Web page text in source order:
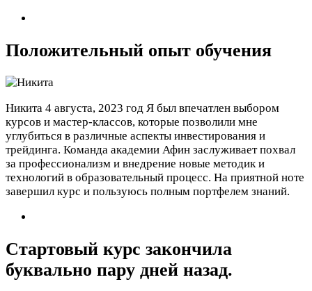
Положительный опыт обучения
Никита 4 августа, 2023 год Я был впечатлен выбором
курсов и мастер-классов, которые позволили мне
углубиться в различные аспекты инвестирования и
трейдинга. Команда академии Афин заслуживает похвал
за профессионализм и внедрение новые методик и
технологий в образовательный процесс. На приятной ноте
завершил курс и пользуюсь полным портфелем знаний.
Стартовый курс закончила
буквально пару дней назад.